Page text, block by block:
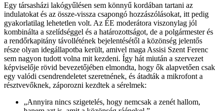
Egy társasházi lakógyűlésen sem könnyű kordában tartani az
indulatokat és az össze-vissza csapongó hozzászólásokat, itt pedig
gyakorlatilag lehetetlen volt. Az ÉE moderátora viszonylag jól
kombinálta a szelídséggel és a határozottságot, de a polgármester és
a rendőrkapitány távollétének bejelentésétől a közönség jelentős
része olyan idegállapotba került, amivel maga Assisi Szent Ferenc
sem nagyon tudott volna mit kezdeni. Így hát miután a szervezet
képviselője rövid bevezetőjében elmondta, hogy ők alapvetően csak
egy valódi csendrendeletet szeretnének, és átadták a mikrofont a
résztvevőknek, záporozni kezdtek a sérelmek:
„Annyira nincs szigetelés, hogy nemcsak a zenét hallom,